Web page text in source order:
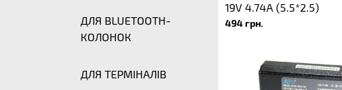
ДЛЯ BLUETOOTH-
КОЛОНОК
ДЛЯ ТЕРМІНАЛІВ
19V 4.74A (5.5*2.5)
494 грн.